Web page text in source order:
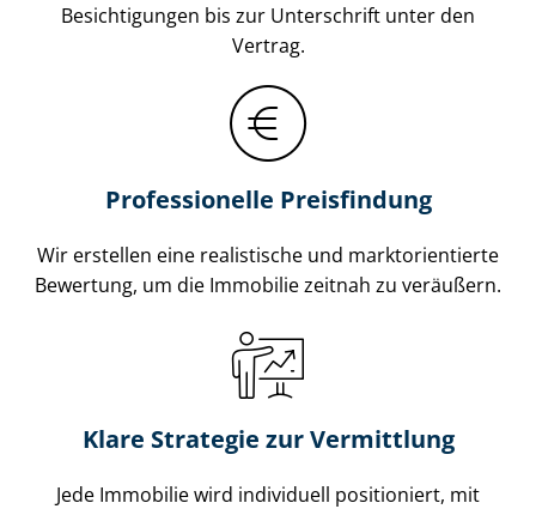
Besichtigungen bis zur Unterschrift unter den
Vertrag.
Professionelle Preisfindung
Wir erstellen eine realistische und markt­ori­en­tier­te
Bewertung, um die Immobilie zeitnah zu veräußern.
Klare Strategie zur Vermittlung
Jede Immobilie wird individuell positioniert, mit